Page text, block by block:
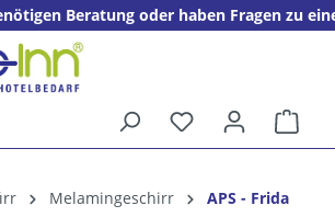
Beratung oder haben Fragen zu
Melamingeschirr APS - Frida